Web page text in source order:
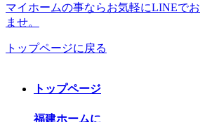
マイホームの事ならお気軽にLINEで
ませ。
トップページに戻る
トップページ
福建ホームに